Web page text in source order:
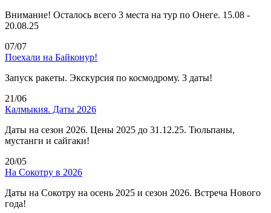
Внимание! Осталось всего 3 места на тур по Онеге. 15.08 -
20.08.25
07/07
Поехали на Байконур!
Запуск ракеты. Экскурсия по космодрому. 3 даты!
21/06
Калмыкия. Даты 2026
Даты на сезон 2026. Цены 2025 до 31.12.25. Тюльпаны,
мустанги и сайгаки!
20/05
На Сокотру в 2026
Даты на Сокотру на осень 2025 и сезон 2026. Встреча Нового
года!